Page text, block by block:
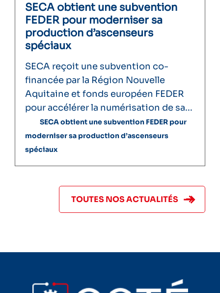
SECA obtient une subvention
FEDER pour moderniser sa
production d’ascenseurs
spéciaux
SECA reçoit une subvention co-
financée par la Région Nouvelle
Aquitaine et fonds européen FEDER
pour accélérer la numérisation de sa...
SECA obtient une subvention FEDER pour
moderniser sa production d’ascenseurs
spéciaux
TOUTES NOS ACTUALITÉS